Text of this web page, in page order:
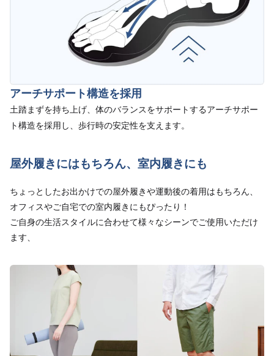
アーチサポート構造を採用
土踏まずを持ち上げ、体のバランスをサポートするアーチサポー
ト構造を採用し、歩行時の安定性を支えます。
屋外履きにはもちろん、室内履きにも
ちょっとしたお出かけでの屋外履きや運動後の着用はもちろん、
オフィスやご自宅での室内履きにもぴったり！
ご自身の生活スタイルに合わせて様々なシーンでご使用いただけ
ます、